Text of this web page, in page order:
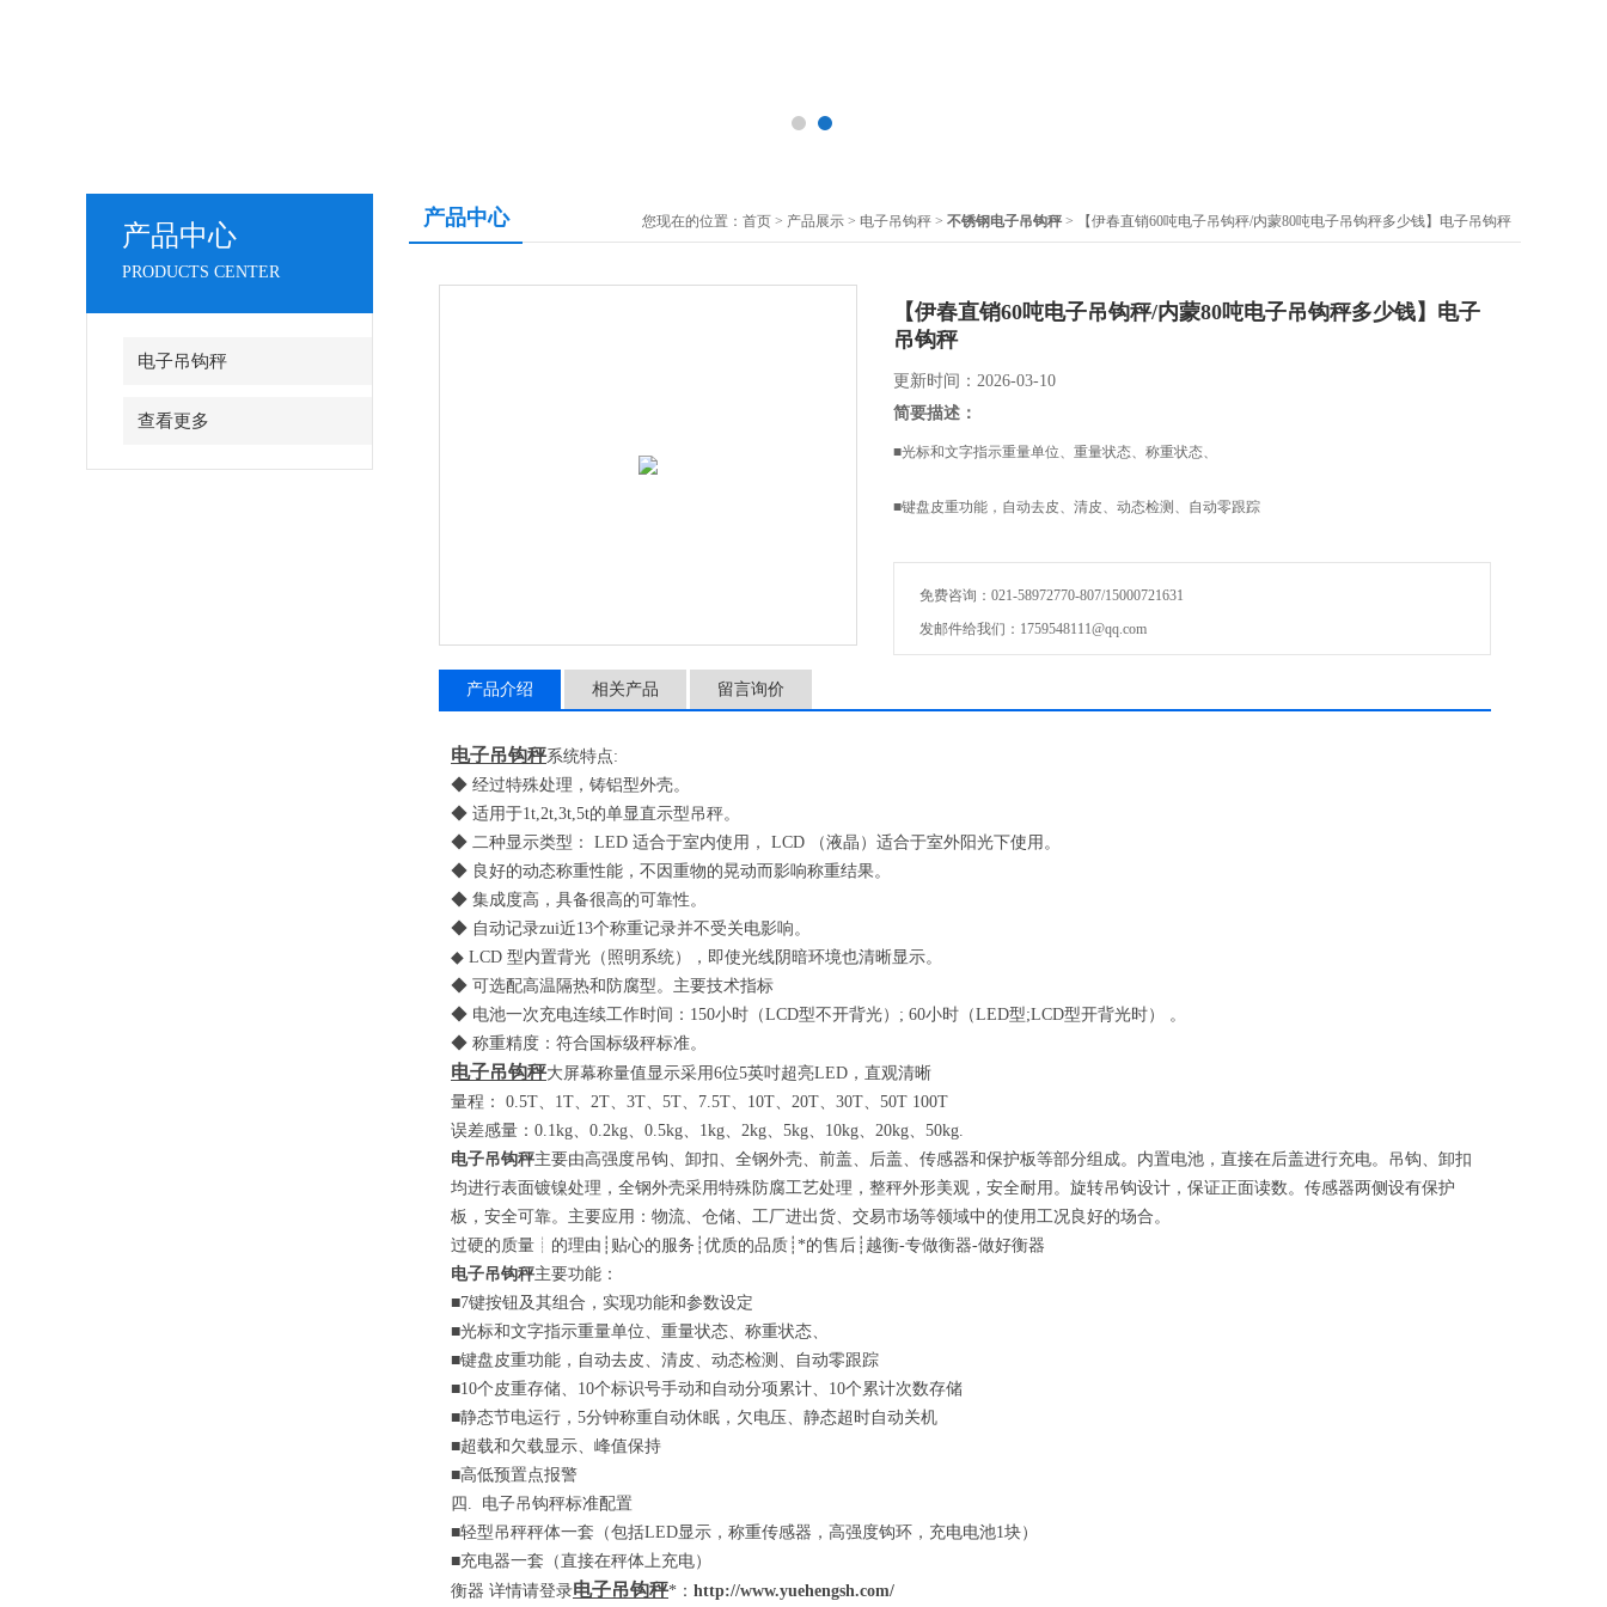
产品中心
PRODUCTS CENTER
电子吊钩秤
查看更多
产品中心 您现在的位置： 首页 > 产品展示 > 电子吊钩秤 > 不锈钢电子吊钩秤> 【伊春直销60吨电子吊钩秤/内蒙80吨电子吊钩秤多少钱】电子吊钩秤
【伊春直销60吨电子吊钩秤/内蒙80吨电子吊钩秤多少钱】电子
吊钩秤
更新时间：2026-03-10
简要描述：
■光标和文字指示重量单位、重量状态、称重状态、
■键盘皮重功能，自动去皮、清皮、动态检测、自动零跟踪
■10个皮重存储、10个标识号手动和自动分项累计、10个累计次数存储
免费咨询：021-58972770-807/15000721631
发邮件给我们：1759548111@qq.com
产品介绍 相关产品 留言询价
电子吊钩秤系统特点:
◆ 经过特殊处理，铸铝型外壳。
◆ 适用于1t,2t,3t,5t的单显直示型吊秤。
◆ 二种显示类型： LED 适合于室内使用， LCD
（液晶）适合于室外阳光下使用。
◆ 良好的动态称重性能，不因重物的晃动而影响称重结果。
◆ 集成度高，具备很高的可靠性。
◆ 自动记录zui近13个称重记录并不受关电影响。
◆ LCD 型内置背光 （ 照明系统）
，即使光线阴暗环境也清晰显示。
◆ 可选配高温隔热和防腐型。主要技术指标
◆ 电池一次充电连续工作时间： 150小时 （LCD型不开背光）; 60小时 （LED型;LCD型开背光时） 。
◆ 称重精度：符合国标级秤标准。
电子吊钩秤大屏幕称量值显示采用6位5英吋超亮LED ，直观清晰
量程： 0.5T、 1T、 2T、 3T、 5T、 7.5T、 10T、 20T、 30T、 50T 100T
误差感量： 0.1kg、 0.2kg、 0.5kg、 1kg、 2kg、 5kg、 10kg、 20kg、 50kg.
电子吊钩秤主要由高强度吊钩、卸扣、全钢外壳、前盖、后盖、传感器和保护板等部分组成。内置电池，直接在后盖进行充电。吊钩、卸扣
均进行表面镀镍处理，全钢外壳采用特殊防腐工艺处理，整秤外形美观，安全耐用。旋转吊钩设计，保证正面读数。传感器两侧设有保护
板，安全可靠。主要应用：物流、仓储、工厂进出货、交易市场等领域中的使用工况良好的场合。
过硬的质量 ┊ 的理由 ┊ 贴心的服务 ┊ 优质的品质 ┊ *的售后 ┊ 越衡-专做衡器-做好衡器
电子吊钩秤主要功能：
■7键按钮及其组合，实现功能和参数设定
■光标和文字指示重量单位、重量状态、称重状态、
■键盘皮重功能，自动去皮、清皮、动态检测、自动零跟踪
■10个皮重存储、 10个标识号手动和自动分项累计、 10个累计次数存储
■静态节电运行， 5分钟称重自动休眠，欠电压、静态超时自动关机
■超载和欠载显示、峰值保持
■高低预置点报警
四 . 电子吊钩秤标准配置
■轻型吊秤秤体一套 （包括LED显示，称重传感器，高强度钩环，充电电池1块）
■充电器一套 （直接在秤体上充电）
衡器 详情请登录电子吊钩秤*： http://www.yuehengsh.com/